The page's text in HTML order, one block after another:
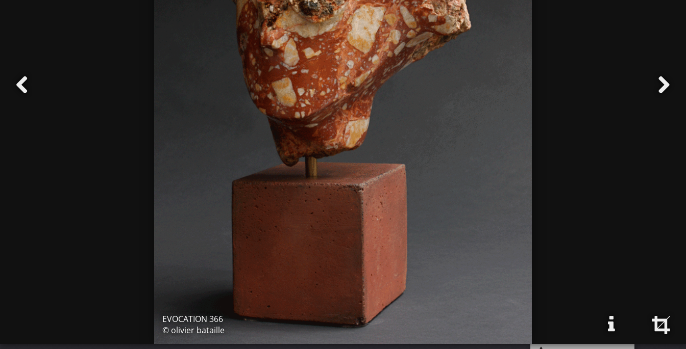
EVOCATION 366
© olivier bataille